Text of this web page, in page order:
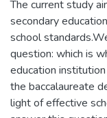
The current study
secondary
school
question: which is
education
the baccalaureate
light of effective